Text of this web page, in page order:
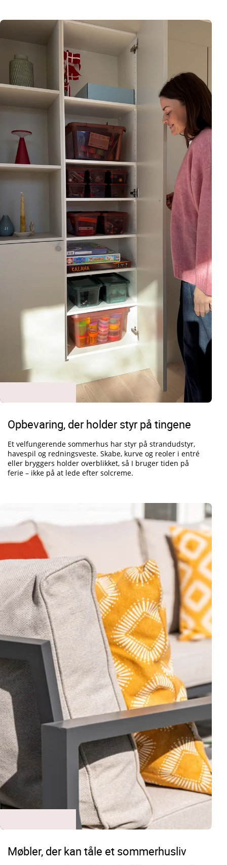
Opbevaring, der holder styr på tingene
Et velfungerende sommerhus har styr på strandudstyr,
havespil og redningsveste. Skabe, kurve og reoler i entré
eller bryggers holder overblikket, så I bruger tiden på
ferie – ikke på at lede efter solcreme.
Møbler, der kan tåle et sommerhusliv